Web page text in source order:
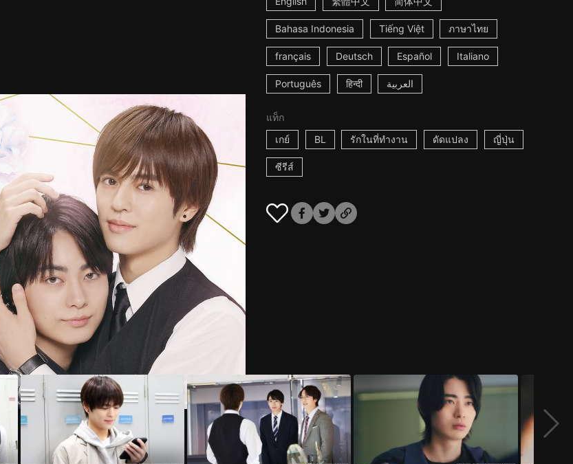
Bahasa Indonesia Tiếng Việt ภาษาไทย
français Deutsch Español Italiano
Português हिन्दी العربية
แท็ก
เกย์
BL รักในที่ทำงาน ดัดแปลง ญี่ปุ่น
ซีรีส์